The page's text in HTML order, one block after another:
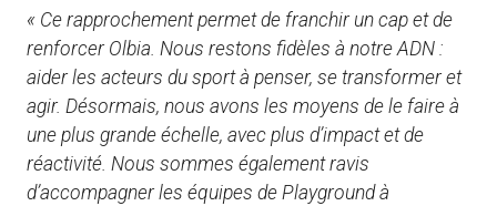
« Ce rapprochement permet de franchir un cap et de
renforcer Olbia. Nous restons fidèles à notre ADN :
aider les acteurs du sport à penser, se transformer et
agir. Désormais, nous avons les moyens de le faire à
une plus grande échelle, avec plus d’impact et de
réactivité. Nous sommes également ravis
d’accompagner les équipes de Playground à